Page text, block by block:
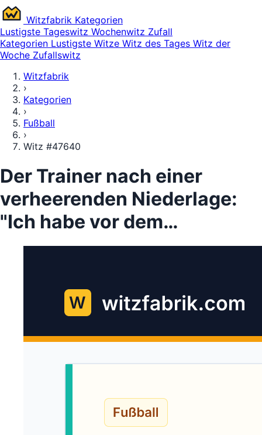
Witzfabrik Kategorien
Lustigste Tageswitz Wochenwitz Zufall
Kategorien Lustigste Witze Witz des Tages Witz der
Woche Zufallswitz
Witzfabrik
›
Kategorien
›
Fußball
›
Witz #47640
Der Trainer nach einer
verheerenden Niederlage:
"Ich habe vor dem…